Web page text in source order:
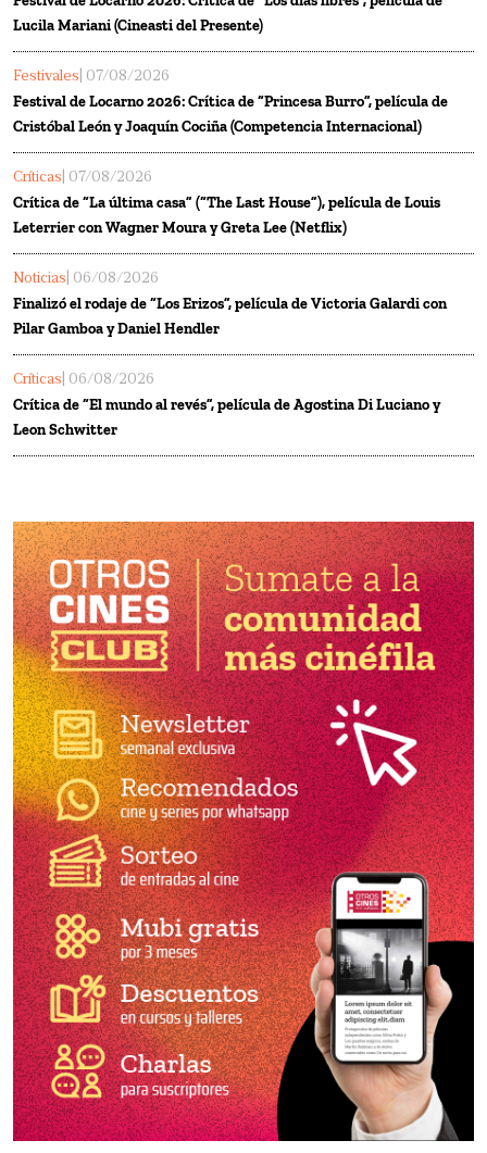
Lucila Mariani (Cineasti del Presente)
Festivales | 07/08/2026
Festival de Locarno 2026: Crítica de “Princesa Burro”, película de
Cristóbal León y Joaquín Cociña (Competencia Internacional)
Críticas | 07/08/2026
Crítica de “La última casa” (“The Last House”), película de Louis
Leterrier con Wagner Moura y Greta Lee (Netflix)
Noticias | 06/08/2026
Finalizó el rodaje de “Los Erizos”, película de Victoria Galardi con
Pilar Gamboa y Daniel Hendler
Críticas | 06/08/2026
Crítica de “El mundo al revés”, película de Agostina Di Luciano y
Leon Schwitter